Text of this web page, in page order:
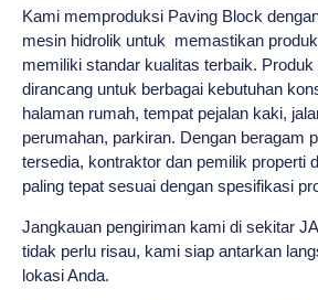
Kami memproduksi Paving Block
mesin hidrolik untuk memastikan
memiliki standar kualitas terbaik.
dirancang untuk berbagai kebutuhan
halaman rumah, tempat pejalan kaki,
perumahan, parkiran. Dengan beragam
tersedia, kontraktor dan pemilik properti
paling tepat sesuai dengan spesifikasi
Jangkauan pengiriman kami di sekitar
tidak perlu risau, kami siap antarkan
lokasi Anda.